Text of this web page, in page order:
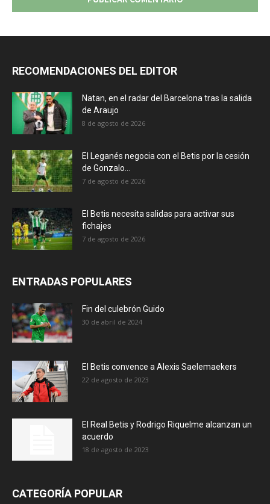
RECOMENDACIONES DEL EDITOR
Natan, en el radar del Barcelona tras la salida
de Araujo
8 de agosto de 2026
El Leganés negocia con el Betis por la cesión
de Gonzalo...
7 de agosto de 2026
El Betis necesita salidas para activar sus
fichajes
7 de agosto de 2026
ENTRADAS POPULARES
Fin del culebrón Guido
30 de abril de 2024
El Betis convence a Alexis Saelemaekers
22 de agosto de 2023
El Real Betis y Rodrigo Riquelme alcanzan un
acuerdo
18 de agosto de 2023
CATEGORÍA POPULAR